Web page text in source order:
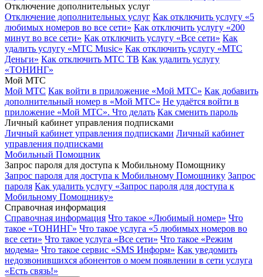
Отключение дополнительных услуг
Отключение дополнительных услуг Как отключить услугу «5
любимых номеров во все сети» Как отключить услугу «200
минут во все сети» Как отключить услугу «Все сети» Как
удалить услугу «МТС Music» Как отключить услугу «МТС
Деньги» Как отключить МТС ТВ Как удалить услугу
«ТОНИНГ»
Мой МТС
Мой МТС Как войти в приложение «Мой МТС» Как добавить
дополнительный номер в «Мой МТС» Не удаётся войти в
приложение «Мой МТС». Что делать Как сменить пароль
Личный кабинет управления подписками
Личный кабинет управления подписками Личный кабинет
управления подписками
Мобильный Помощник
Запрос пароля для доступа к Мобильному Помощнику
Запрос пароля для доступа к Мобильному Помощнику Запрос
пароля Как удалить услугу «Запрос пароля для доступа к
Мобильному Помощнику»
Справочная информация
Справочная информация Что такое «Любимый номер» Что
такое «ТОНИНГ» Что такое услуга «5 любимых номеров во
все сети» Что такое услуга «Все сети» Что такое «Режим
модема» Что такое сервис «SMS Информ» Как уведомить
недозвонившихся абонентов о моем появлении в сети услуга
«Есть связь!»